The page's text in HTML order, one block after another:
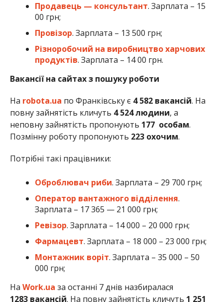
Продавець — консультант. Зарплата – 15
00 грн;
Провізор. Зарплата – 13 500 грн;
Різноробочий на виробництво харчових
продуктів. Зарплата – 14 00 грн.
Вакансії на сайтах з пошуку роботи
На robota.ua по Франківську є4 582 вакансій. На
повну зайнятість кличуть 4 524 людини, а
неповну зайнятість пропонують 177 особам.
Позмінну роботу пропонують 223 охочим.
Потрібні такі працівники:
Оброблювач риби. Зарплата – 29 700 грн;
Оператор вантажного відділення.
Зарплата – 17 365 — 21 000 грн;
Ревізор. Зарплата – 14 000 – 20 000 грн;
Фармацевт. Зарплата – 18 000 – 23 000 грн;
Монтажник воріт. Зарплата – 35 000 – 50
000 грн;
На Work.ua за останні 7 днів назбиралася
1283 вакансій. На повну зайнятість кличуть 1 251